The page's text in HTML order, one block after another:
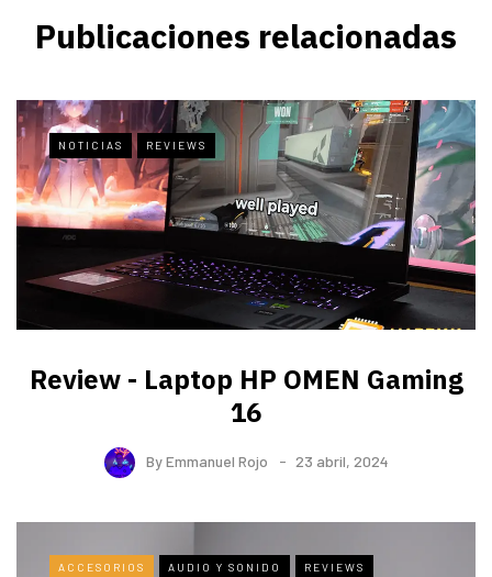
Publicaciones relacionadas
NOTICIAS REVIEWS
Review - Laptop HP OMEN Gaming
16
ByEmmanuel Rojo 23 abril, 2024
ACCESORIOS AUDIO Y SONIDO REVIEWS